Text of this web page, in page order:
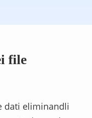
file
dati eliminandli